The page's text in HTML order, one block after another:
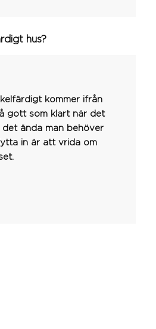
hus?
kommer ifrån
gott som klart när det
det ända man behöver
in är att vrida om